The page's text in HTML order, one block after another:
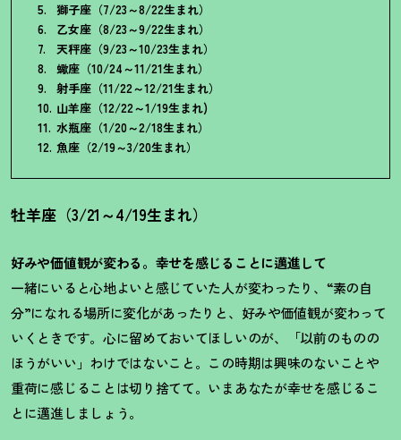
獅子座（7/23～8/22生まれ）
乙女座（8/23～9/22生まれ）
天秤座（9/23～10/23生まれ）
蠍座（10/24～11/21生まれ）
射手座（11/22～12/21生まれ）
山羊座（12/22～1/19生まれ)
水瓶座（1/20～2/18生まれ）
魚座（2/19～3/20生まれ）
牡羊座（3/21～4/19生まれ）
好みや価値観が変わる。幸せを感じることに邁進して
一緒にいると心地よいと感じていた人が変わったり、“素の自
分”になれる場所に変化があったりと、好みや価値観が変わって
いくときです。心に留めておいてほしいのが、「以前のものの
ほうがいい」わけではないこと。この時期は興味のないことや
重荷に感じることは切り捨てて。いまあなたが幸せを感じるこ
とに邁進しましょう。